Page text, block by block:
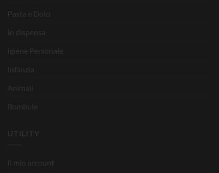
Pasta e Dolci
In dispensa
Igiene Personale
Infanzia
Animali
Bombole
UTILITY
Il mio account